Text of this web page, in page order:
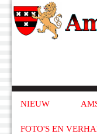
NIEUW
FOTO'S EN